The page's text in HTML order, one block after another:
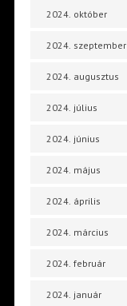
2024. október
2024. szeptember
2024. augusztus
2024. július
2024. június
2024. május
2024. április
2024. március
2024. február
2024. január